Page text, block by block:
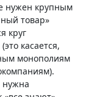
нужен крупным
товар»
круг
касается,
монополиям
нужна